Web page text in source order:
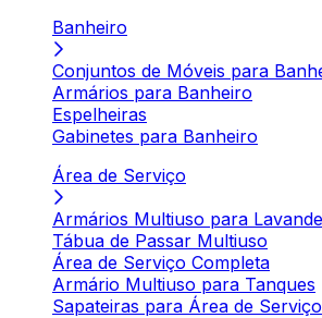
Banheiro
Conjuntos de Móveis para
Armários para Banheiro
Espelheiras
Gabinetes para Banheiro
Área de Serviço
Armários Multiuso para
Tábua de Passar Multiuso
Área de Serviço Completa
Armário Multiuso para Tanques
Sapateiras para Área de Serviço